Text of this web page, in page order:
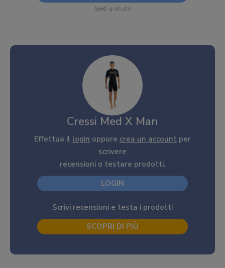
Sped. gratuita
Cressi Med X Man
Effettua il login oppure crea un account per
scrivere
recensioni o testare prodotti.
LOGIN
Scrivi recensioni e testa i prodotti
SCOPRI DI PIÙ